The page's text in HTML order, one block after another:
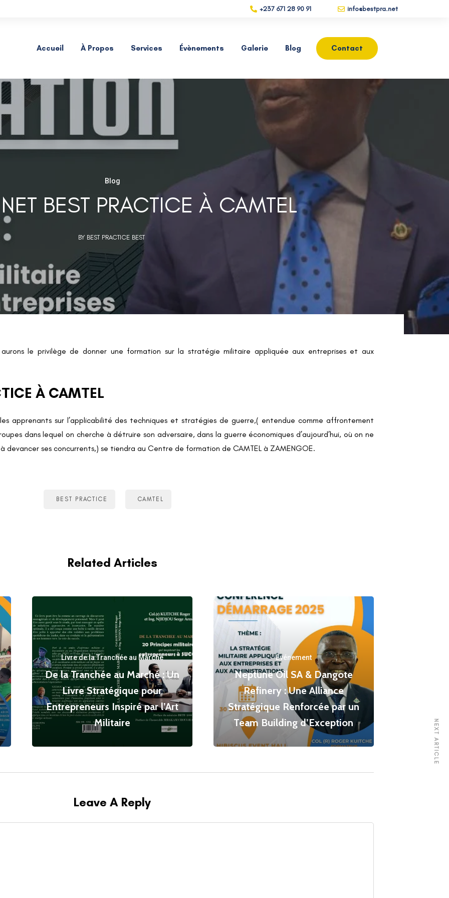
+237 671 28 90 91 info@bestpra.net
Accueil À Propos Services Évènements Galerie Blog Contact
Blog
BEST PRACTICE À CAMTEL
BY BEST PRACTICE BEST
le privilège de donner une formation sur la stratégie militaire appliquée aux entreprises et aux
À CAMTEL
apprenants sur l’applicabilité des techniques et stratégies de guerre,( entendue comme affrontement
dans lequel on cherche à détruire son adversaire, dans la guerre économiques d’aujourd’hui, où on ne
devancer ses concurrents,) se tiendra au Centre de formation de CAMTEL à ZAMENGOE.
BEST PRACTICE CAMTEL
Related Articles
Livre de la Tranchée au Marché
De la Tranchée au Marché : Un
Livre Stratégique pour
Entrepreneurs Inspiré par l’Art
Militaire
Evénement
Neptune Oil SA & Dangote
Refinery : Une Alliance
Stratégique Renforcée par un
Team Building d’Exception
Leave A Reply
NEXT ARTICLE